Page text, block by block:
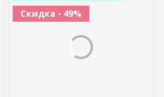
Скидка - 49%